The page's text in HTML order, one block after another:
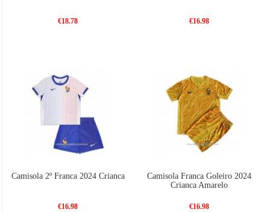
€18.78 €16.98
Camisola 2º Franca 2024 Crianca
€16.98
Camisola Franca Goleiro 2024
Crianca Amarelo
€16.98